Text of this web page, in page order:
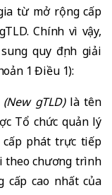
từ mở rộng cấp
Chính vì vậy,
quy định giải
1 Điều 1):
gTLD)là tên
Tổ chức quản lý
phát trực tiếp
theo chương trình
cấp cao nhất của